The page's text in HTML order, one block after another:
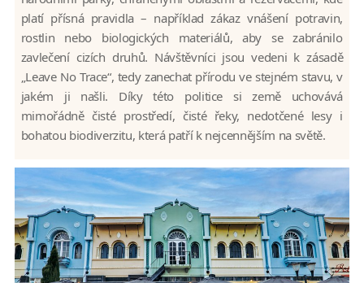
platí přísná pravidla – například zákaz vnášení potravin,
rostlin nebo biologických materiálů, aby se zabránilo
zavlečení cizích druhů. Návštěvníci jsou vedeni k zásadě
„Leave No Trace“, tedy zanechat přírodu ve stejném stavu, v
jakém ji našli. Díky této politice si země uchovává
mimořádně čisté prostředí, čisté řeky, nedotčené lesy i
bohatou biodiverzitu, která patří k nejcennějším na světě.